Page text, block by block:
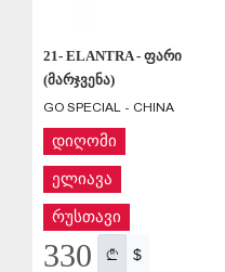
21- ELANTRA - ფარი
(მარჯვენა)
GO SPECIAL - CHINA
დიღომი
ელიავა
რუსთავი
330 $